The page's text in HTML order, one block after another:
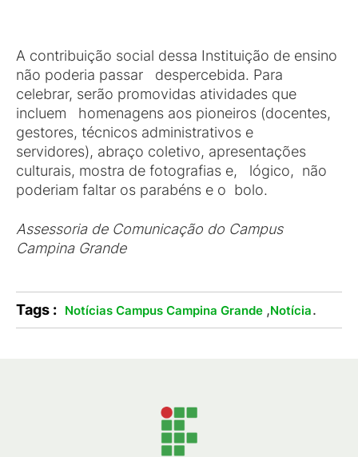
A contribuição social dessa Instituição de ensino
não poderia passar despercebida. Para
celebrar, serão promovidas atividades que
incluem homenagens aos pioneiros (docentes,
gestores, técnicos administrativos e
servidores), abraço coletivo, apresentações
culturais, mostra de fotografias e, lógico, não
poderiam faltar os parabéns e o bolo.
Assessoria de Comunicação do Campus
Campina Grande
Tags : Notícias Campus Campina Grande ,Notícia.